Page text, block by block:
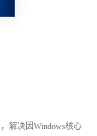
解决因Windows核心